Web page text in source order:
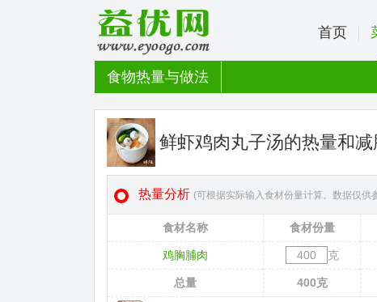
首页
食物热量与做法
鲜虾鸡肉丸子汤的热量和减
热量分析 (可根据实际输入食材份量计算。数据仅供
食材名称 食材份量
鸡胸脯肉 克
总量 400克